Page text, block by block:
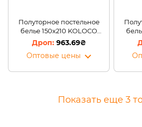
Полуторное постельное
белье 150х210 KOLOCO
Белая/06-54 (5)
963.69₴
Оптовые цены
Показать еще 3